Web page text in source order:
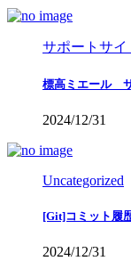
サポートサイ
標高ミエール
2024/12/31
Uncategorized
[Git]コミット履
2024/12/31